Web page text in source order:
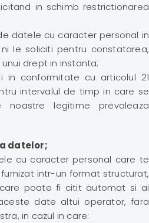
in schimb restrictionarea
datele cu caracter personal in
le soliciti pentru constatarea,
drept in instanta;
in conformitate cu articolul 21
intervalul de timp in care se
noastre legitime prevaleaza
datelor;
cu caracter personal care te
intr-un format structurat,
poate fi citit automat si ai
date altui operator, fara
in cazul in care: